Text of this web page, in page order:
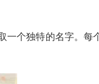
一个独特的名字。每